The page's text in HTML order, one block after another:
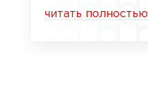
читать полностью